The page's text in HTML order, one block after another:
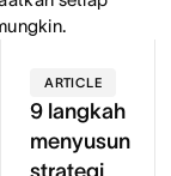
ARTICLE
9 langkah
menyusun